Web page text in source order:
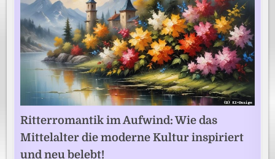
Ritterromantik im Aufwind: Wie das
Mittelalter die moderne Kultur inspiriert
und neu belebt!